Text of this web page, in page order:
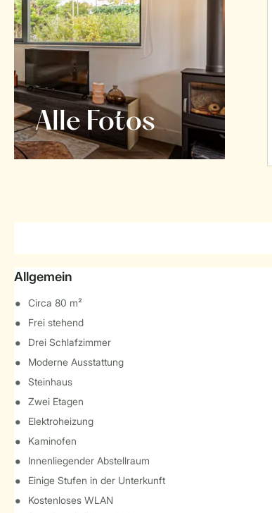
Alle Fotos
Allgemein
Circa 80 m²
Frei stehend
Drei Schlafzimmer
Moderne Ausstattung
Steinhaus
Zwei Etagen
Elektroheizung
Kaminofen
Innenliegender Abstellraum
Einige Stufen in der Unterkunft
Kostenloses WLAN